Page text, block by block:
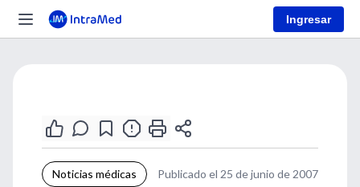
Ingresar
Noticias médicas
Publicado el 25 de junio de 2007